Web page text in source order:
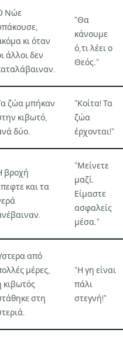
Νώε
κι όταν
άλλοι δεν
"Θα
κάνουμε
ό,τι λέει ο
Θεός."
ζώα μπήκαν
κιβωτό,
δύο.
"Κοίτα! Τα
ζώα
έρχονται!"
βροχή
και τα
"Μείνετε
μαζί.
Είμαστε
ασφαλείς
μέσα."
από
μέρες,
κιβωτός
στη
"Η γη είναι
πάλι
στεγνή!"